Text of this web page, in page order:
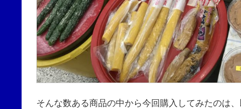
そんな数ある商品の中から今回購入してみたのは